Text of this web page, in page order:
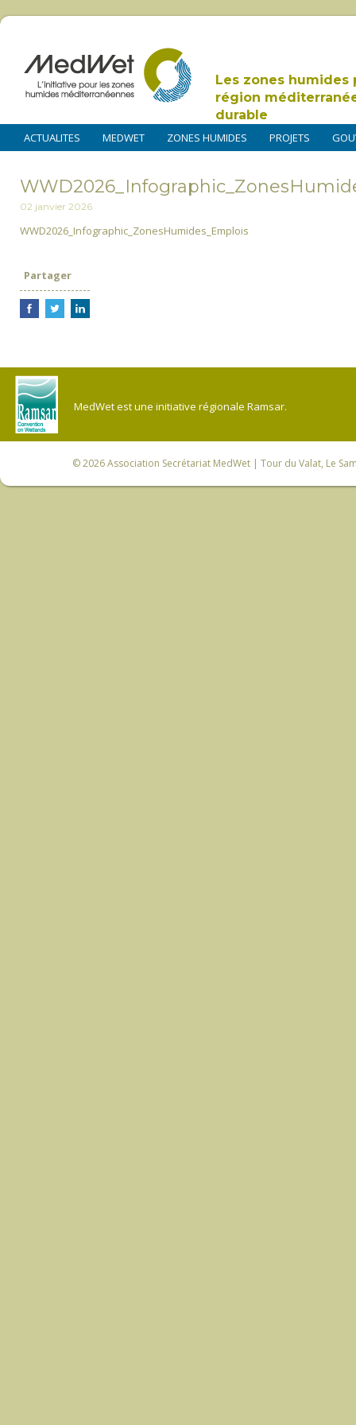
Les zones humides
région
durable
ACTUALITES MEDWET ZONES HUMIDES PROJETS
02 janvier 2026
WWD2026_Infographic_ZonesHumides_Emplois
Partager
MedWet est une initiative régionale Ramsar.
© 2026Association Secrétariat MedWet | Tour du Valat, Le